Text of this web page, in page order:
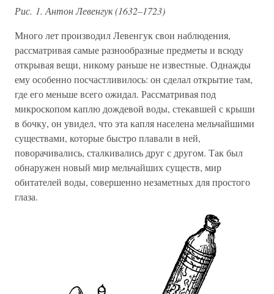
Рис. 1. Антон Левенгук (1632–1723)
Много лет производил Левенгук свои наблюдения,
рассматривая самые разнообразные предметы и всюду
открывая вещи, никому раньше не известные. Однажды
ему особенно посчастливилось: он сделал открытие там,
где его меньше всего ожидал. Рассматривая под
микроскопом каплю дождевой воды, стекавшей с крыши
в бочку, он увидел, что эта капля населена мельчайшими
существами, которые быстро плавали в ней,
поворачивались, сталкивались друг с другом. Так был
обнаружен новый мир мельчайших существ, мир
обитателей воды, совершенно незаметных для простого
глаза.